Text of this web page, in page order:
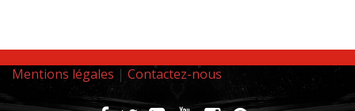
Mentions légales | Contactez-nous